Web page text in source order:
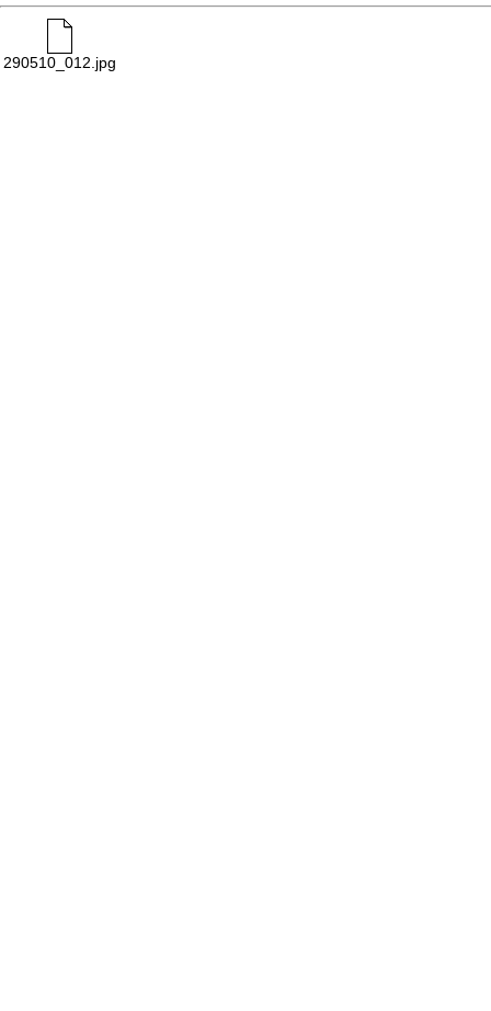
290510_012.jpg